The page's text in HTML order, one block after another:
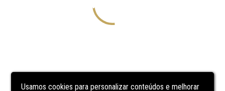
Usamos cookies para personalizar conteúdos e melhorar